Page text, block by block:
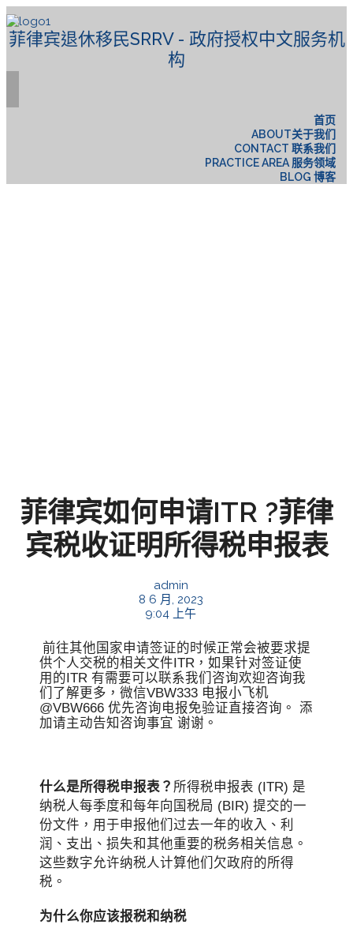
菲律宾退休移民SRRV - 政府授权中文服务机
构
首页
ABOUT关于我们
CONTACT 联系我们
PRACTICE AREA 服务领域
BLOG 博客
菲律宾如何申请ITR ?菲律
宾税收证明所得税申报表
admin
8 6 月, 2023
9:04 上午
前往其他国家申请签证的时候正常会被要求提
供个人交税的相关文件ITR，如果针对签证使
用的ITR 有需要可以联系我们咨询欢迎咨询我
们了解更多，微信VBW333 电报小飞机
@VBW666 优先咨询电报免验证直接咨询。 添
加请主动告知咨询事宜 谢谢。
什么是所得税申报表？ 所得税申报表 (ITR) 是
纳税人每季度和每年向国税局 (BIR) 提交的一
份文件，用于申报他们过去一年的收入、利
润、支出、损失和其他重要的税务相关信息。
这些数字允许纳税人计算他们欠政府的所得
税。
为什么你应该报税和纳税